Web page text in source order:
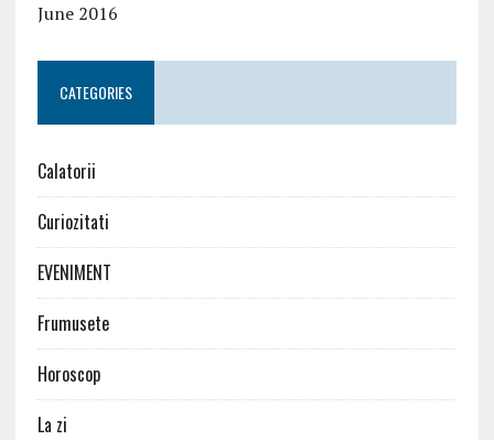
June 2016
CATEGORIES
Calatorii
Curiozitati
EVENIMENT
Frumusete
Horoscop
La zi